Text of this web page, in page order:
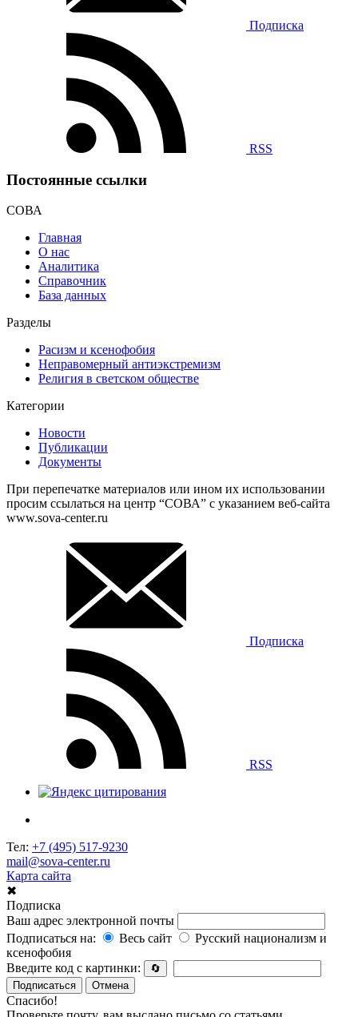
Подписка
RSS
Постоянные ссылки
СОВА
Главная
О нас
Аналитика
Справочник
База данных
Разделы
Расизм и ксенофобия
Неправомерный антиэкстремизм
Религия в светском обществе
Категории
Новости
Публикации
Документы
При перепечатке материалов или ином их использовании
просим ссылаться на центр “СОВА” с указанием веб-сайта
www.sova-center.ru
Подписка
RSS
Тел: +7 (495) 517-9230
mail@sova-center.ru
Карта сайта
✖
Подписка
Ваш адрес электронной почты
Подписаться на:
Весь сайт
Русский национализм и
ксенофобия
Введите код с картинки:
🔄
Подписаться
Отмена
Спасибо!